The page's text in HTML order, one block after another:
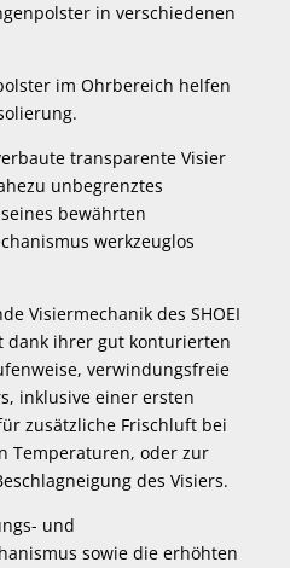
in verschiedenen
im Ohrbereich helfen
transparente Visier
unbegrenztes
bewährten
werkzeuglos
Visiermechanik des SHOEI
dank ihrer gut konturierten
verwindungsfreie
inklusive einer ersten
zusätzliche Frischluft bei
Temperaturen, oder zur
des Visiers.
und
sowie die erhöhten